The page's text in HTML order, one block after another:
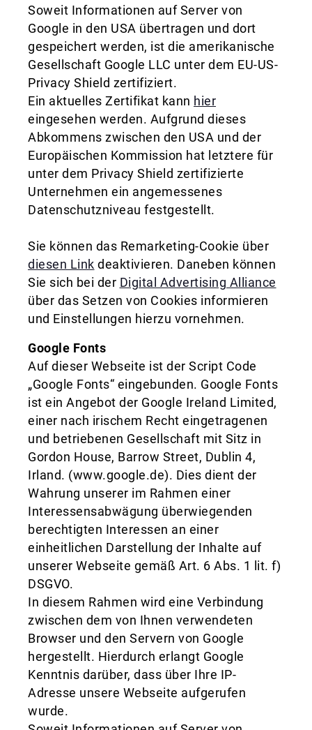
Soweit Informationen auf Server von
Google in den USA übertragen und dort
gespeichert werden, ist die amerikanische
Gesellschaft Google LLC unter dem EU-US-
Privacy Shield zertifiziert.
Ein aktuelles Zertifikat kann hier
eingesehen werden. Aufgrund dieses
Abkommens zwischen den USA und der
Europäischen Kommission hat letztere für
unter dem Privacy Shield zertifizierte
Unternehmen ein angemessenes
Datenschutzniveau festgestellt.
Sie können das Remarketing-Cookie über
diesen Link deaktivieren. Daneben können
Sie sich bei der Digital Advertising Alliance
über das Setzen von Cookies informieren
und Einstellungen hierzu vornehmen.
Google Fonts
Auf dieser Webseite ist der Script Code
„Google Fonts“ eingebunden. Google Fonts
ist ein Angebot der Google Ireland Limited,
einer nach irischem Recht eingetragenen
und betriebenen Gesellschaft mit Sitz in
Gordon House, Barrow Street, Dublin 4,
Irland. (www.google.de). Dies dient der
Wahrung unserer im Rahmen einer
Interessensabwägung überwiegenden
berechtigten Interessen an einer
einheitlichen Darstellung der Inhalte auf
unserer Webseite gemäß Art. 6 Abs. 1 lit. f)
DSGVO.
In diesem Rahmen wird eine Verbindung
zwischen dem von Ihnen verwendeten
Browser und den Servern von Google
hergestellt. Hierdurch erlangt Google
Kenntnis darüber, dass über Ihre IP-
Adresse unsere Webseite aufgerufen
wurde.